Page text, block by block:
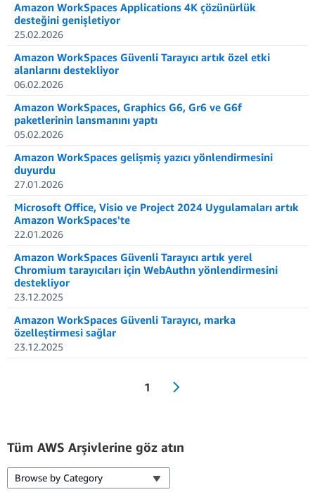
Amazon WorkSpaces Applications 4K çözünürlük
desteğini genişletiyor
25.02.2026
Amazon WorkSpaces Güvenli Tarayıcı artık özel etki
alanlarını destekliyor
06.02.2026
Amazon WorkSpaces, Graphics G6, Gr6 ve G6f
paketlerinin lansmanını yaptı
05.02.2026
Amazon WorkSpaces gelişmiş yazıcı yönlendirmesini
duyurdu
27.01.2026
Microsoft Office, Visio ve Project 2024 Uygulamaları artık
Amazon WorkSpaces'te
22.01.2026
Amazon WorkSpaces Güvenli Tarayıcı artık yerel
Chromium tarayıcıları için WebAuthn yönlendirmesini
destekliyor
23.12.2025
Amazon WorkSpaces Güvenli Tarayıcı, marka
özelleştirmesi sağlar
23.12.2025
1
Tüm AWS Arşivlerine göz atın
Browse by Category